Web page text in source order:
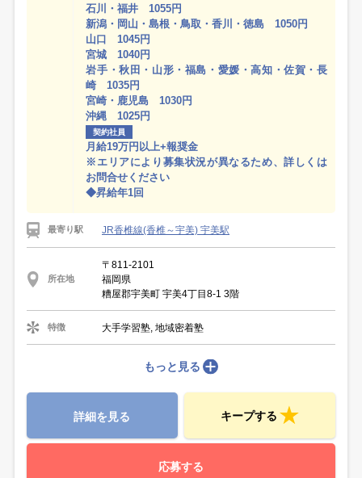
石川・福井 1055円
新潟・岡山・島根・鳥取・香川・徳島 1050円
山口 1045円
宮城 1040円
岩手・秋田・山形・福島・愛媛・高知・佐賀・長
崎 1035円
宮崎・鹿児島 1030円
沖縄 1025円
契約社員
月給19万円以上+報奨金
※エリアにより募集状況が異なるため、詳しくは
お問合せください
◆昇給年1回
最寄り駅 JR香椎線(香椎～宇美) 宇美駅
所在地
〒811-2101
福岡県
糟屋郡宇美町 宇美4丁目8-1 3階
特徴 大手学習塾, 地域密着塾
もっと見る
詳細を見る キープする
応募する